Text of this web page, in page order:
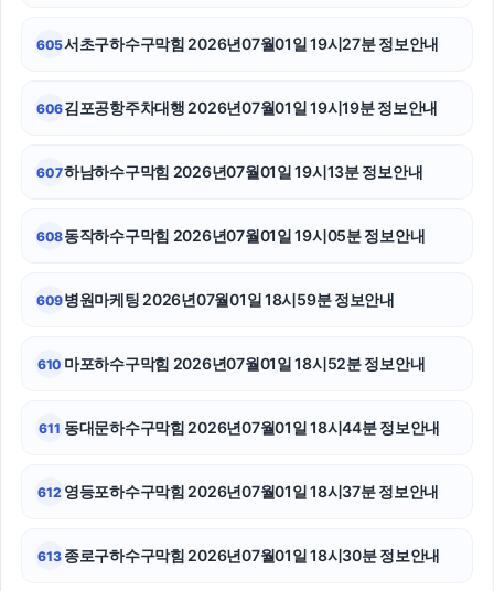
고양이파양
용인이혼변호사
용인형사변호사
부산흥신소
605서초구하수구막힘 2026년07월01일 19시27분 정보안내
606김포공항주차대행 2026년07월01일 19시19분 정보안내
607하남하수구막힘 2026년07월01일 19시13분 정보안내
608동작하수구막힘 2026년07월01일 19시05분 정보안내
609병원마케팅 2026년07월01일 18시59분 정보안내
610 마포하수구막힘 2026년07월01일 18시52분 정보안내
611 동대문하수구막힘 2026년07월01일 18시44분 정보안내
612 영등포하수구막힘 2026년07월01일 18시37분 정보안내
613 종로구하수구막힘 2026년07월01일 18시30분 정보안내